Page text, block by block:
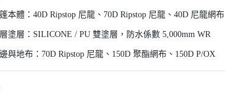
：40D Ripstop 尼龍、70D Ripstop 尼龍、40D 尼龍網布
：SILICONE / PU 雙塗層，防水係數 5,000mm WR
布：70D Ripstop 尼龍、150D 聚酯網布、150D P/OX